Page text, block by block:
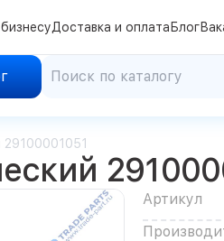
Доставка и оплата Блог
29100001051
Артикул